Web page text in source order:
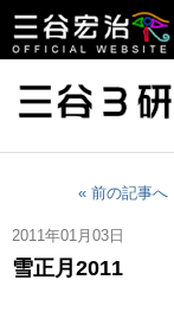
« 前の記事へ
2011年01月03日
雪正月2011